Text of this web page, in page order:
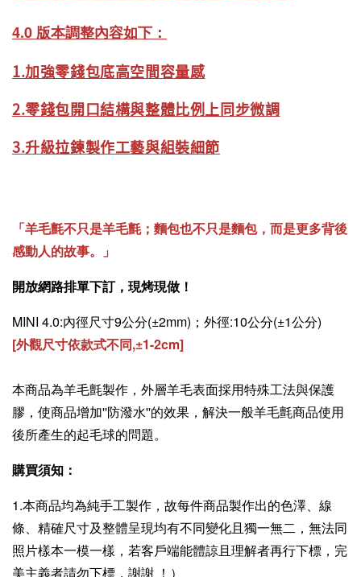
4.0 版本調整內容如下：
1.加強零錢包底高空間容量感
2.零錢包開口結構與整體比例上同步微調
3.升級拉鍊製作工藝與組裝細節
「羊毛氈不只是羊毛氈；麵包也不只是麵包，而是更多背後
感動人的故事。」
開放網路排單下訂，現烤現做！
MINI 4.0:內徑尺寸9公分(±2mm)；外徑:10公分(±1公分)
[外觀尺寸依款式不同,±1-2cm]
本商品為羊毛氈製作，外層羊毛表面採用特殊工法與保護
膠，使商品增加''防潑水''的效果，解決一般羊毛氈商品使用
後所產生的起毛球的問題。
購買須知：
1.本商品均為純手工製作，故每件商品製作出的色澤、線
條、精確尺寸及整體呈現均有不同變化且獨一無二，無法同
照片樣本一模一樣，若客戶端能體諒且理解者再行下標，完
美主義者請勿下標，謝謝 ！）